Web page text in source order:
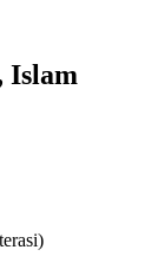
Islam